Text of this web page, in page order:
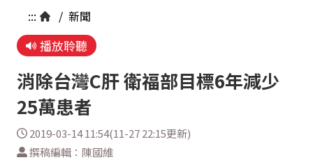
::: / 新聞
播放聆聽
消除台灣C肝 衛福部目標6年減少
25萬患者
2019-03-14 11:54(11-27 22:15更新)
撰稿編輯：陳國維